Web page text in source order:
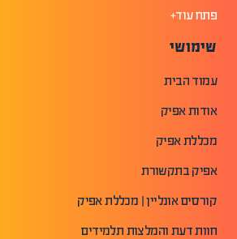
פתח עוד+
שימושי
עמוד הבית
אודות אפיק
מכללת אפיק
אפיק בתקשורת
קורסים אונליין | מכללת אפיק
חוות דעת והמלצות תלמידים